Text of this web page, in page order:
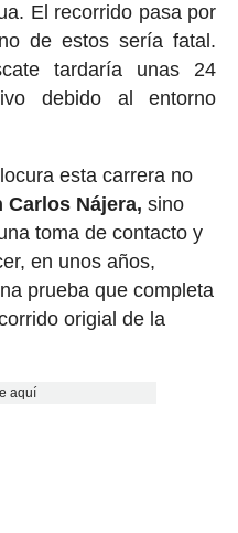
El recorrido pasa por
de estos sería fatal.
tardaría unas 24
debido al entorno
esta carrera no
Carlos Nájera, sino
toma de contacto y
en unos años,
prueba que completa
origial de la
aquí